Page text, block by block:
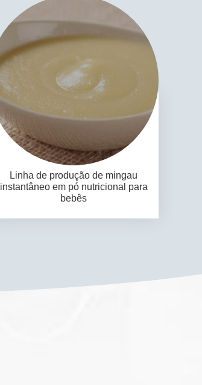
Linha de produção de mingau
instantâneo em pó nutricional para
bebês